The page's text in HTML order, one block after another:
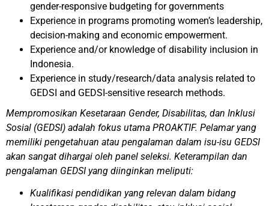
gender-responsive budgeting for governments
Experience in programs promoting women’s leadership,
decision-making and economic empowerment.
Experience and/or knowledge of disability inclusion in
Indonesia.
Experience in study/research/data analysis related to
GEDSI and GEDSI-sensitive research methods.
Mempromosikan Kesetaraan Gender, Disabilitas, dan Inklusi
Sosial (GEDSI) adalah fokus utama PROAKTIF. Pelamar yang
memiliki pengetahuan atau pengalaman dalam isu-isu GEDSI
akan sangat dihargai oleh panel seleksi. Keterampilan dan
pengalaman GEDSI yang diinginkan meliputi:
Kualifikasi pendidikan yang relevan dalam bidang